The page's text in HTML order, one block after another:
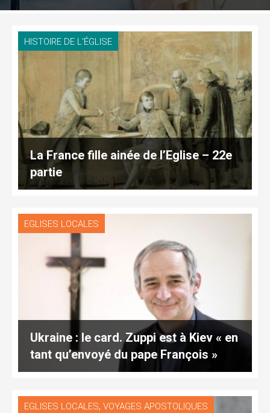
HISTOIRE DE L'ÉGLISE
La France fille ainée de l’Eglise – 22e
partie
EGLISES LOCALES
Ukraine : le card. Zuppi est à Kiev « en
tant qu’envoyé du pape François »
EGLISES LOCALES, VOYAGES APOSTOLIQUES